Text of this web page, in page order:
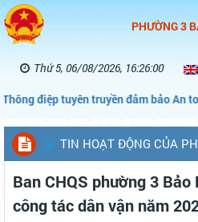
PHƯỜNG 3
Thứ 5, 06/08/2026, 16:26:01
truyền đảm bảo An toàn thực
TIN HOẠT ĐỘNG CỦA
Ban CHQS phường 3
công tác dân vận năm